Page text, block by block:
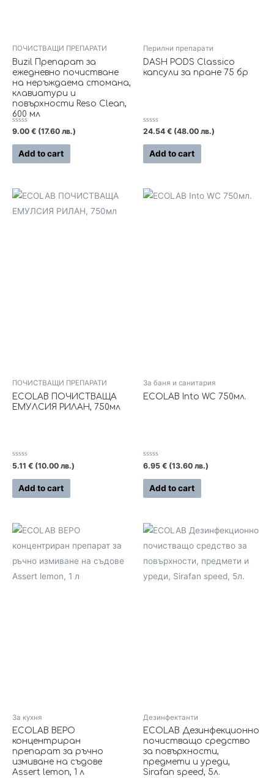
ПОЧИСТВАЩИ ПРЕПАРАТИ
Buzil Препарат за
ежедневно почистване
на неръждаема стомана,
клавиатури и
повърхности Reso Clean,
600 мл
Rated
out
9.00 € (17.60 лв.)
Add to cart
Перилни препарати
DASH PODS Classico
капсули за пране 75 бр
Rated
out
24.54 € (48.00 лв.)
Add to cart
ПОЧИСТВАЩИ ПРЕПАРАТИ
ECOLAB ПОЧИСТВАЩА
ЕМУЛСИЯ РИЛАН, 750мл
Rated
0
out
5.11 € (10.00 лв.)
Add to cart
За баня и санитария
ECOLAB Into WC 750мл.
Rated
0
out
6.95 € (13.60 лв.)
Add to cart
За кухня
ECOLAB ВЕРО
концентриран
препарат за ръчно
измиване на съдове
Assert lemon, 1 л
Дезинфектанти
ECOLAB Дезинфекционно
почистващо средство
за повърхности,
предмети и уреди,
Sirafan speed, 5л.